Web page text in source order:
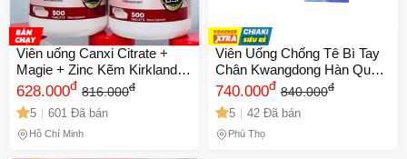
Viên uống Canxi Citrate +
Magie + Zinc Kẽm Kirkland
500 Viên - Bổ Sung Dinh
Dưỡng Cho Sức Khỏe
Xương Khớp Chắc Khỏe
628.000đ 816.000đ
5 601 Đã bán
Hồ Chí Minh
Viên Uống Chống Tê Bì Tay
Chân Kwangdong Hàn Quốc
- Hỗ Trợ Tuần Hoàn - Hộp
120 Viên Chất Lượng Cao
740.000đ 840.000đ
5 42 Đã bán
Phú Thọ